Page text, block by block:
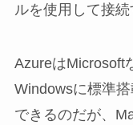
ルを使用して接続
AzureはMicrosoft
Windowsに標準
できるのだが、